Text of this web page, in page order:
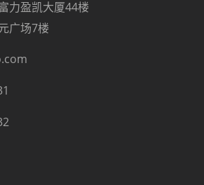
盈凯大厦44楼
场7楼